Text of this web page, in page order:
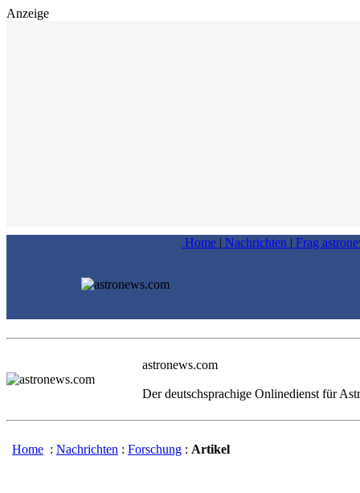
Anzeige
Home | Nachrichten | Frag
astronews.com
Der deutschsprachige Onlinedienst für
Home : Nachrichten : Forschung : Artikel